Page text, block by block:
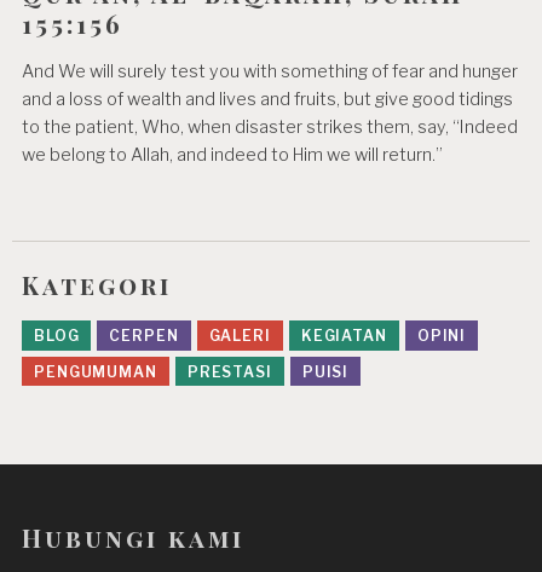
155:156
And We will surely test you with something of fear and hunger
and a loss of wealth and lives and fruits, but give good tidings
to the patient, Who, when disaster strikes them, say, “Indeed
we belong to Allah, and indeed to Him we will return.”
Kategori
BLOG CERPEN GALERI KEGIATAN
OPINI
PENGUMUMAN
PRESTASI PUISI
Hubungi kami